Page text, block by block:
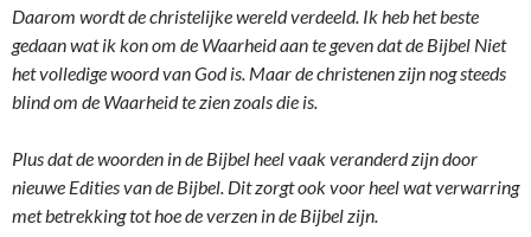
Daarom wordt de christelijke wereld verdeeld. Ik heb het beste
gedaan wat ik kon om de Waarheid aan te geven dat de Bijbel Niet
het volledige woord van God is. Maar de christenen zijn nog steeds
blind om de Waarheid te zien zoals die is.
Plus dat de woorden in de Bijbel heel vaak veranderd zijn door
nieuwe Edities van de Bijbel. Dit zorgt ook voor heel wat verwarring
met betrekking tot hoe de verzen in de Bijbel zijn.